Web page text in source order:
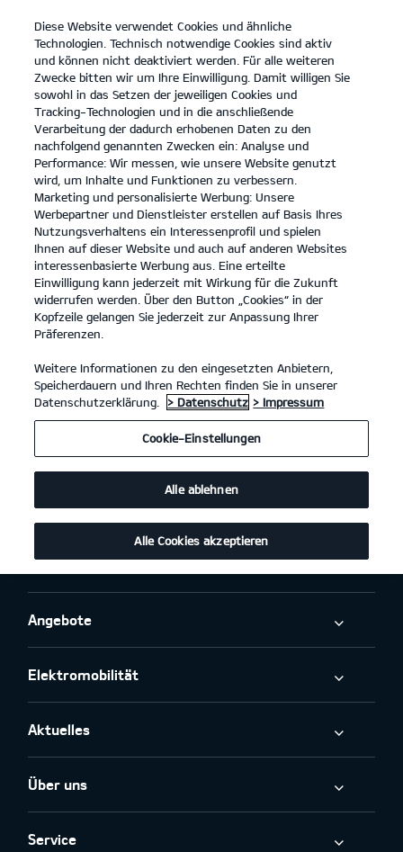
open
menu
KONTAKT
IMPRESSUM
IMPRESSUM
PBV Nutzfahrzeuge
Modelle
Business
Angebote
Elektromobilität
Aktuelles
Über uns
Service
Diese Website verwendet Cookies und ähnliche
Technologien. Technisch notwendige Cookies sind aktiv
und können nicht deaktiviert werden. Für alle weiteren
Zwecke bitten wir um Ihre Einwilligung. Damit willigen Sie
sowohl in das Setzen der jeweiligen Cookies und
Tracking-Technologien und in die anschließende
Verarbeitung der dadurch erhobenen Daten zu den
nachfolgend genannten Zwecken ein: Analyse und
Performance: Wir messen, wie unsere Website genutzt
wird, um Inhalte und Funktionen zu verbessern.
Marketing und personalisierte Werbung: Unsere
Werbepartner und Dienstleister erstellen auf Basis Ihres
Nutzungsverhaltens ein Interessenprofil und spielen
Ihnen auf dieser Website und auch auf anderen Websites
interessenbasierte Werbung aus. Eine erteilte
Einwilligung kann jederzeit mit Wirkung für die Zukunft
widerrufen werden. Über den Button „Cookies“ in der
Kopfzeile gelangen Sie jederzeit zur Anpassung Ihrer
Präferenzen.
Weitere Informationen zu den eingesetzten Anbietern,
Speicherdauern und Ihren Rechten finden Sie in unserer
Datenschutzerklärung.
> Datenschutz > Impressum
Cookie-Einstellungen
Alle ablehnen
Alle Cookies akzeptieren